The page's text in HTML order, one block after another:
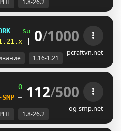
РПГ 1.8-26.2
sᴜʀᴠɪᴠᴀʟ | sᴋʏʙʟᴏᴄᴋ
| ᴇᴄᴏ sᴍᴘ |
0/1000
pcraftvn.net
1.16-1.21
OG -Network | 1.8 - 26.2
SMP ─ CIV FACTIONS ─ SMP
112/500
og-smp.net
РПГ 1.8-26.2